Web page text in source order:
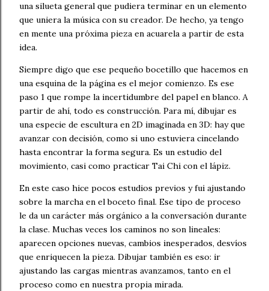
una silueta general que pudiera terminar en un elemento
que uniera la música con su creador. De hecho, ya tengo
en mente una próxima pieza en acuarela a partir de esta
idea.
Siempre digo que ese pequeño bocetillo que hacemos en
una esquina de la página es el mejor comienzo. Es ese
paso 1 que rompe la incertidumbre del papel en blanco. A
partir de ahí, todo es construcción. Para mí, dibujar es
una especie de escultura en 2D imaginada en 3D: hay que
avanzar con decisión, como si uno estuviera cincelando
hasta encontrar la forma segura. Es un estudio del
movimiento, casi como practicar Tai Chi con el lápiz.
En este caso hice pocos estudios previos y fui ajustando
sobre la marcha en el boceto final. Ese tipo de proceso
le da un carácter más orgánico a la conversación durante
la clase. Muchas veces los caminos no son lineales:
aparecen opciones nuevas, cambios inesperados, desvíos
que enriquecen la pieza. Dibujar también es eso: ir
ajustando las cargas mientras avanzamos, tanto en el
proceso como en nuestra propia mirada.